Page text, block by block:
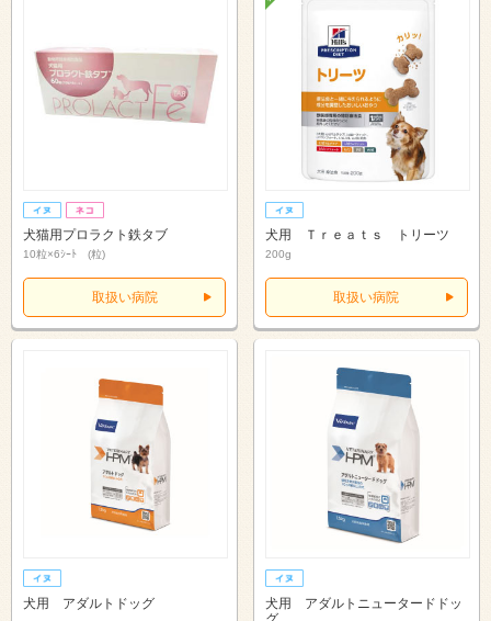
犬猫用プロラクト鉄タブ
10粒×6ｼｰﾄ (粒)
取扱い病院
犬用 Ｔｒｅａｔｓ トリーツ
200g
取扱い病院
犬用 アダルトドッグ
犬用 アダルトニュータードドッ